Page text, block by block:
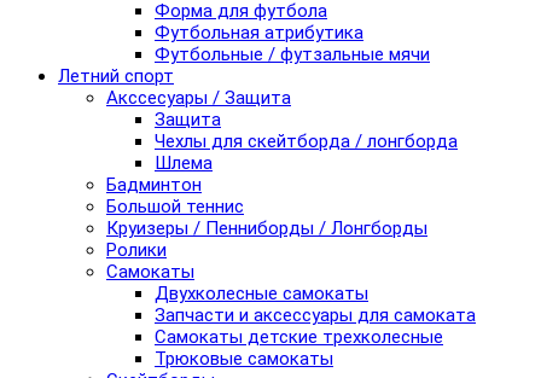
Форма для футбола
Футбольная атрибутика
Футбольные / футзальные мячи
Летний спорт
Акссесуары / Защита
Защита
Чехлы для скейтборда / лонгборда
Шлема
Бадминтон
Большой теннис
Круизеры / Пенниборды / Лонгборды
Ролики
Самокаты
Двухколесные самокаты
Запчасти и аксессуары для самоката
Самокаты детские трехколесные
Трюковые самокаты